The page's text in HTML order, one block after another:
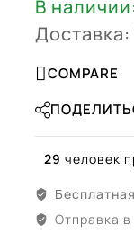
В
COMPARE
29 человек
Отправка